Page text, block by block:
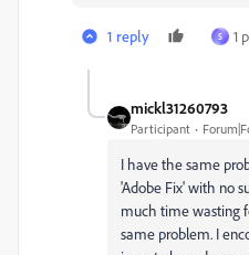
1 reply S 1
mickl31260793
Participant
I have the same
'Adobe Fix' with no
much time wasting
same problem. I